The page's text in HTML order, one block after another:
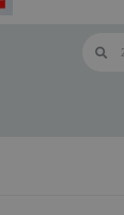
Zoeken